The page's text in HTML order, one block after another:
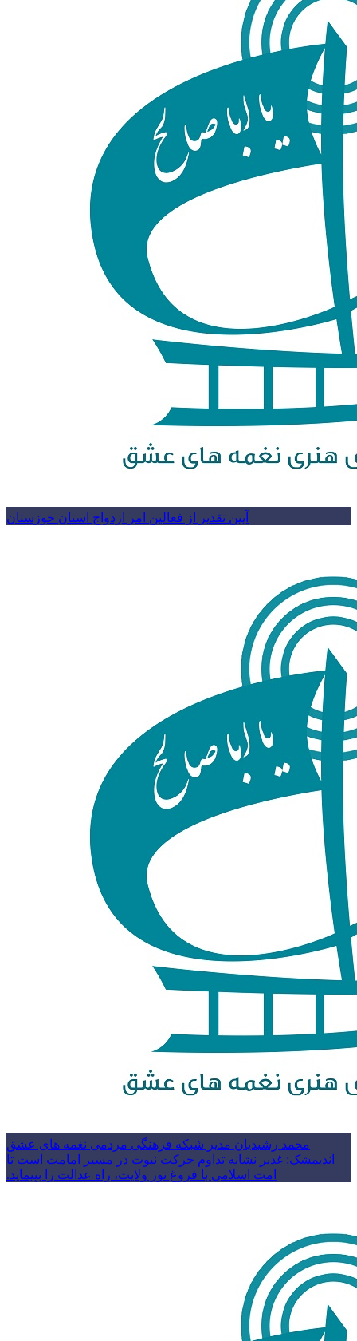
آیین تقدیر از فعالین امر ازدواج استان خوزستان
محمد رشیدیان مدیر شبکه فرهنگی مردمی نغمه های عشق
اندیمشک: غدیر نشانه تداوم حرکت نبوت در مسیر امامت است تا
امت اسلامی با فروغ نور ولایت، راه عدالت را بپیماید.